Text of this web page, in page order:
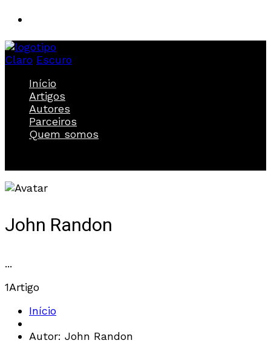
Claro Escuro
Início
Artigos
Autores
Parceiros
Quem somos
John Randon
...
1Artigo
Início
Autor: John Randon